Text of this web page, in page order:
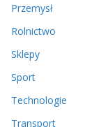
Przemysł
Rolnictwo
Sklepy
Sport
Technologie
Transport